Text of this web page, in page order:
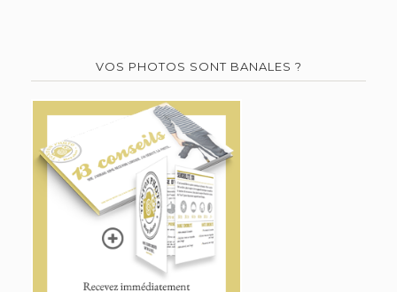
VOS PHOTOS SONT BANALES ?